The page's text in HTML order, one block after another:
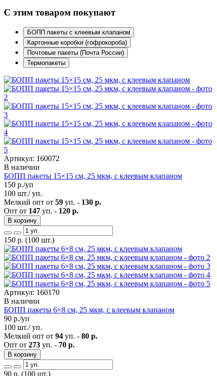
С этим товаром покупают
БОПП пакеты с клеевым клапаном
Картонные коробки (гофрокороба)
Почтовые пакеты (Почта России)
Термопакеты
Артикул: 160072
В наличии
БОПП пакеты 15×15 см, 25 мкм, с клеевым клапаном
150 р./уп
100 шт./ уп.
Мелкий опт от 59 уп. - 130 р.
Опт от 147 уп. - 120 р.
В корзину
150 р. (100 шт.)
Артикул: 160170
В наличии
БОПП пакеты 6×8 см, 25 мкм, с клеевым клапаном
90 р./уп
100 шт./ уп.
Мелкий опт от 94 уп. - 80 р.
Опт от 273 уп. - 70 р.
В корзину
90 р. (100 шт.)